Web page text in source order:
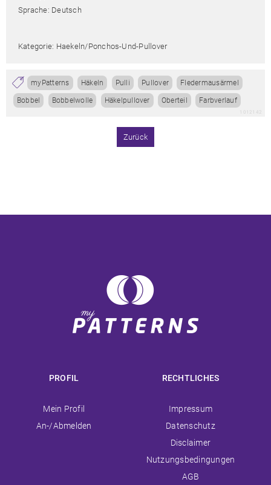
Sprache: Deutsch
Kategorie: Haekeln/ponchos-Und-Pullover
myPatterns Häkeln Pulli Pullover Fledermausärmel
Bobbel Bobbelwolle Häkelpullover Oberteil Farbverlauf
Zurück
PROFIL
Navigation
überspringen
Mein Profil
An-/Abmelden
RECHTLICHES
Navigation
überspringen
Impressum
Datenschutz
Disclaimer
Nutzungsbedingungen
AGB